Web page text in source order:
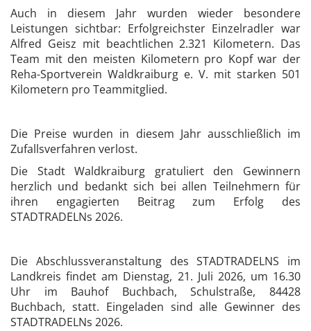
Auch in diesem Jahr wurden wieder besondere
Leistungen sichtbar: Erfolgreichster Einzelradler war
Alfred Geisz mit beachtlichen 2.321 Kilometern. Das
Team mit den meisten Kilometern pro Kopf war der
Reha-Sportverein Waldkraiburg e. V. mit starken 501
Kilometern pro Teammitglied.
Die Preise wurden in diesem Jahr ausschließlich im
Zufallsverfahren verlost.
Die Stadt Waldkraiburg gratuliert den Gewinnern
herzlich und bedankt sich bei allen Teilnehmern für
ihren engagierten Beitrag zum Erfolg des
STADTRADELNs 2026.
Die Abschlussveranstaltung des STADTRADELNS im
Landkreis findet am Dienstag, 21. Juli 2026, um 16.30
Uhr im Bauhof Buchbach, Schulstraße, 84428
Buchbach, statt. Eingeladen sind alle Gewinner des
STADTRADELNs 2026.